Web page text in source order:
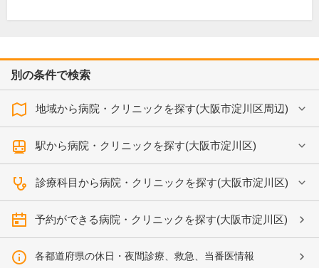
別の条件で検索
地域から病院・クリニックを探す(大阪市淀川区周辺)
駅から病院・クリニックを探す(大阪市淀川区)
診療科目から病院・クリニックを探す(大阪市淀川区)
予約ができる病院・クリニックを探す(大阪市淀川区)
各都道府県の休日・夜間診療、救急、当番医情報